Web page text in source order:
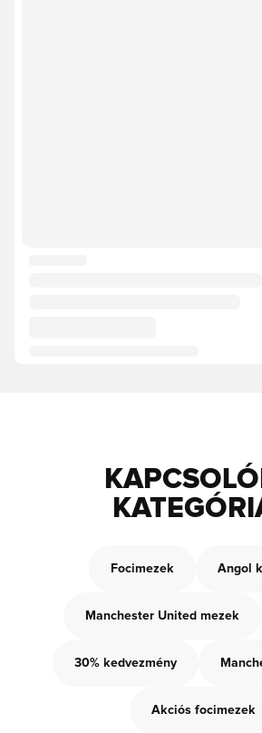
Focimezek Angol
Manchester United mezek
30% kedvezmény
Akciós focimezek